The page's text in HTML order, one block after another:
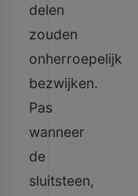
delen
zouden
onherroepelijk
bezwijken.
Pas
wanneer
de
sluitsteen,